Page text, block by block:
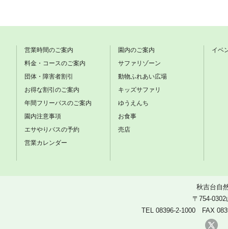
営業時間のご案内
料金・コースのご案内
団体・障害者割引
お得な割引のご案内
年間フリーパスのご案内
園内注意事項
エサやりバスの予約
営業カレンダー
園内のご案内
サファリゾーン
動物ふれあい広場
キッズサファリ
ゆうえんち
お食事
売店
イベ
秋吉台自
〒754-
TEL 08396-2-1000 FAX
X